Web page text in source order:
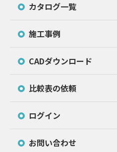
カタログ一覧
施工事例
CADダウンロード
比較表の依頼
ログイン
お問い合わせ